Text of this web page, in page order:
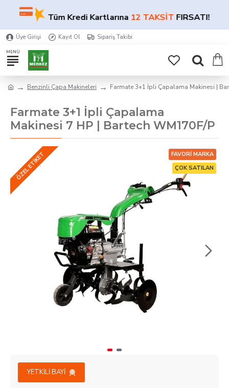
★Tüm Kredi Kartlarına12 TAKSİTFIRSATI!★
Üye Girişi Kayıt Ol Sipariş Takibi
Benzinli Çapa Makineleri Farmate 3+1 İpli Çapalama Makinesi |
Farmate 3+1 İpli Çapalama
Makinesi 7 HP | Bartech WM170F/P
ÇOK SATILAN
ÖZEL ETIKET FAVORI MARKA
YETKILI BAYI